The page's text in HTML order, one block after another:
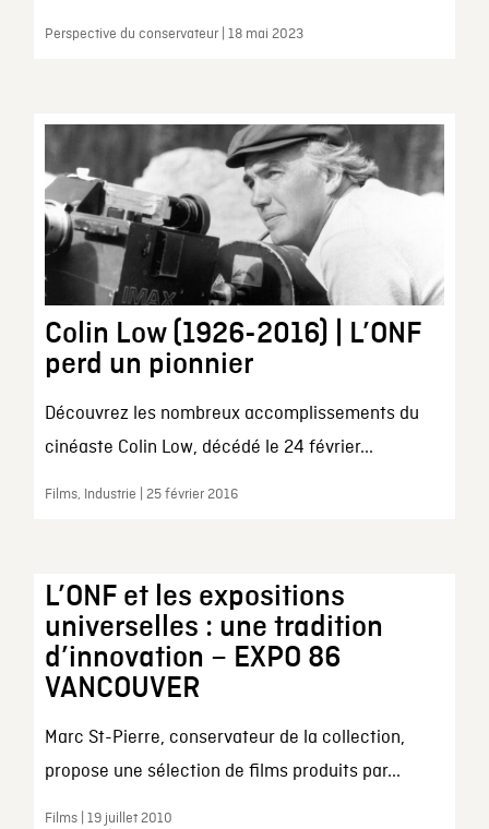
Perspective du conservateur | 18 mai 2023
Colin Low (1926-2016) | L’ONF
perd un pionnier
Découvrez les nombreux accomplissements du
cinéaste Colin Low, décédé le 24 février...
Films, Industrie | 25 février 2016
L’ONF et les expositions
universelles : une tradition
d’innovation – EXPO 86
VANCOUVER
Marc St-Pierre, conservateur de la collection,
propose une sélection de films produits par...
Films | 19 juillet 2010